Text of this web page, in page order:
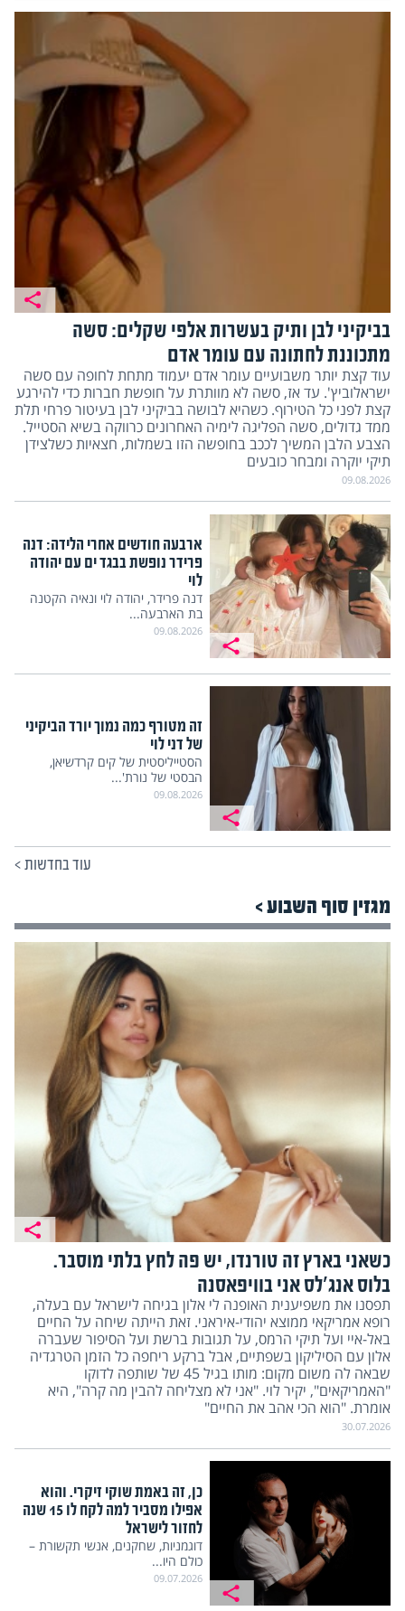
בביקיני לבן ותיק בעשרות אלפי שקלים: סשה
מתכוננת לחתונה עם עומר אדם
עוד קצת יותר משבועיים עומר אדם יעמוד מתחת לחופה עם סשה
ישראלוביץ'. עד אז, סשה לא מוותרת על חופשת חברות כדי להירגע
קצת לפני כל הטירוף. כשהיא לבושה בביקיני לבן בעיטור פרחי תלת
ממד גדולים, סשה הפליגה לימיה האחרונים כרווקה בשיא הסטייל.
הצבע הלבן המשיך לככב בחופשה הזו בשמלות, חצאיות כשלצידן
תיקי יוקרה ומבחר כובעים
09.08.2026
ארבעה חודשים אחרי הלידה: דנה
פרידר נופשת בבגד ים עם יהודה
לוי
דנה פרידר, יהודה לוי ונאיה הקטנה
בת הארבעה...
09.08.2026
זה מטורף כמה נמוך יורד הביקיני
של דני לוי
הסטייליסטית של קים קרדשיאן,
הבסטי של נורת'...
09.08.2026
עוד בחדשות>
מגזין סוף השבוע >
כשאני בארץ זה טורנדו, יש פה לחץ בלתי מוסבר.
בלוס אנג'לס אני בוויפאסנה
תפסנו את משפיענית האופנה לי אלון בגיחה לישראל עם בעלה,
רופא אמריקאי ממוצא יהודי-איראני. זאת הייתה שיחה על החיים
באל-איי ועל תיקי הרמס, על תגובות ברשת ועל הסיפור שעברה
אלון עם הסיליקון בשפתיים, אבל ברקע ריחפה כל הזמן הטרגדיה
שבאה לה משום מקום: מותו בגיל 45 של שותפה לדוקו
"האמריקאים", יקיר לוי. "אני לא מצליחה להבין מה קרה", היא
אומרת. "הוא הכי אהב את החיים"
30.07.2026
כן, זה באמת שוקי זיקרי. והוא
אפילו מסביר למה לקח לו 15 שנה
לחזור לישראל
דוגמניות, שחקנים, אנשי תקשורת –
כולם היו...
09.07.2026